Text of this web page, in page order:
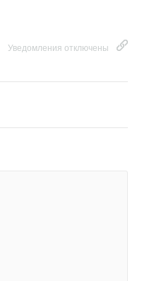
Уведомления отключены